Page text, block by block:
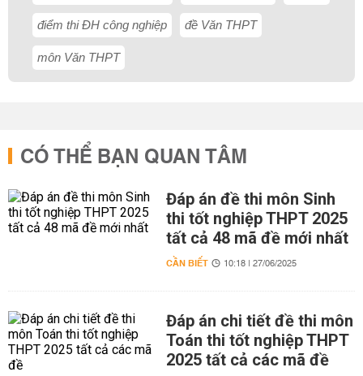
điểm thi ĐH công nghiệp đề Văn THPT
môn Văn THPT
CÓ THỂ BẠN QUAN TÂM
Đáp án đề thi môn Sinh
thi tốt nghiệp THPT 2025
tất cả 48 mã đề mới nhất
CẦN BIẾT 10:18 | 27/06/2025
Đáp án chi tiết đề thi môn
Toán thi tốt nghiệp THPT
2025 tất cả các mã đề